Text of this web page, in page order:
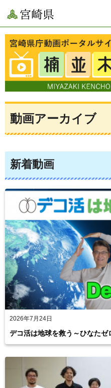
宮崎県
動画アーカイブ
新着動画
2026年7月24日
デコ活は地球を救う～ひなたゼ